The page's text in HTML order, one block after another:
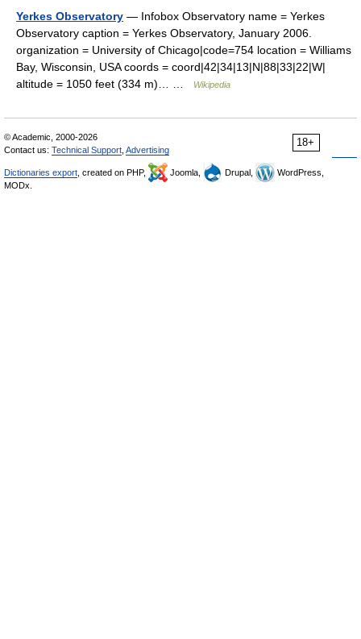
Yerkes Observatory — Infobox Observatory name = Yerkes
Observatory caption = Yerkes Observatory, January 2006.
organization = University of Chicago|code=754 location = Williams
Bay, Wisconsin, USA coords = coord|42|34|13|N|88|33|22|W|
altitude = 1050 feet (334 m)… …
Wikipedia
18+
© Academic, 2000-2026
Contact us: Technical Support Advertising
Dictionaries export , created on PHP, Joomla, Drupal,
WordPress,
MODx.